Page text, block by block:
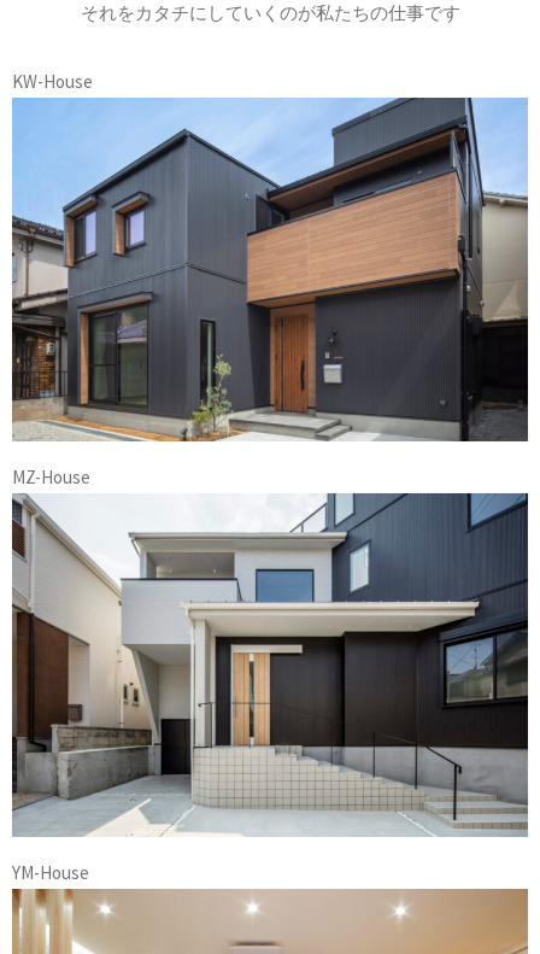
それをカタチにしていくのが私たちの仕事です
KW-House
MZ-House
YM-House